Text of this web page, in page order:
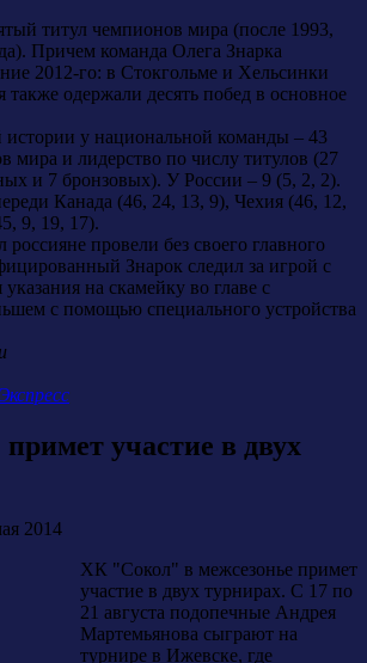
титул чемпионов мира (после 1993,
Причем команда Олега Знарка
2012-го: в Стокгольме и Хельсинки
одержали десять побед в основное
истории у национальной команды – 43
мира и лидерство по числу титулов (27
и 7 бронзовых). У России – 9 (5, 2, 2).
Канада (46, 24, 13, 9), Чехия (46, 12,
9, 19, 17).
провели без своего главного
Знарок следил за игрой с
на скамейку во главе с
с помощью специального устройства
участие в двух
2014
ХК "Сокол" в межсезонье примет
участие в двух турнирах. С 17 по
21 августа подопечные Андрея
Мартемьянова сыграют на
турнире в Ижевске, где